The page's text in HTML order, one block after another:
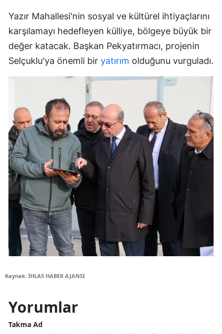
Yazır Mahallesi'nin sosyal ve kültürel ihtiyaçlarını
karşılamayı hedefleyen külliye, bölgeye büyük bir
değer katacak. Başkan Pekyatırmacı, projenin
Selçuklu'ya önemli bir yatırım olduğunu vurguladı.
Kaynak: İHLAS HABER AJANSI
Yorumlar
Takma Ad